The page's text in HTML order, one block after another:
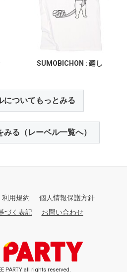
SUMOBICHON : 廻し
についてもっとみる
る（レーベル一覧へ）
利用規約
個人情報保護方針
づく表記
お問い合わせ
PARTY all rights reserved.